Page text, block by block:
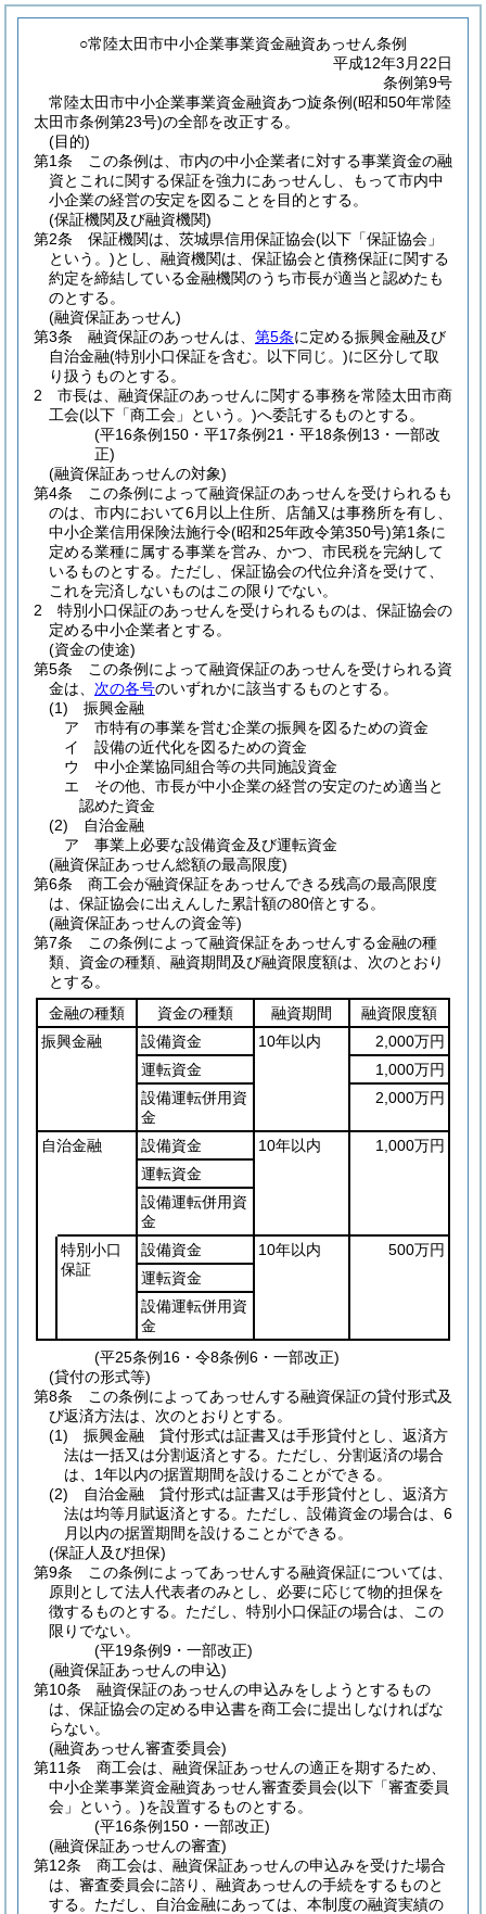
○常陸太田市中小企業事業資金融資あっせん条例
平成12年3月22日
条例第9号
常陸太田市中小企業事業資金融資あつ旋条例(昭和50年常陸
太田市条例第23号)の全部を改正する。
(目的)
第1条
この条例は、市内の中小企業者に対する事業資金の融
資とこれに関する保証を強力にあっせんし、もって市内中
小企業の経営の安定を図ることを目的とする。
(保証機関及び融資機関)
第2条
保証機関は、茨城県信用保証協会(以下「保証協会」
という。)とし、融資機関は、保証協会と債務保証に関する
約定を締結している金融機関のうち市長が適当と認めたも
のとする。
(融資保証あっせん)
第3条
融資保証のあっせんは、 第5条に定める振興金融及び
自治金融(特別小口保証を含む。以下同じ。)に区分して取
り扱うものとする。
2
市長は、融資保証のあっせんに関する事務を常陸太田市商
工会(以下「商工会」という。)へ委託するものとする。
(平16条例150・平17条例21・平18条例13・一部改
正)
(融資保証あっせんの対象)
第4条
この条例によって融資保証のあっせんを受けられるも
のは、市内において6月以上住所、店舗又は事務所を有し、
中小企業信用保険法施行令(昭和25年政令第350号)第1条に
定める業種に属する事業を営み、かつ、市民税を完納して
いるものとする。 ただし、保証協会の代位弁済を受けて、
これを完済しないものはこの限りでない。
2
特別小口保証のあっせんを受けられるものは、保証協会の
定める中小企業者とする。
(資金の使途)
第5条
この条例によって融資保証のあっせんを受けられる資
金は、 次の各号のいずれかに該当するものとする。
(1)
振興金融
ア
市特有の事業を営む企業の振興を図るための資金
イ
設備の近代化を図るための資金
ウ
中小企業協同組合等の共同施設資金
エ
その他、市長が中小企業の経営の安定のため適当と
認めた資金
(2)
自治金融
ア
事業上必要な設備資金及び運転資金
(融資保証あっせん総額の最高限度)
第6条
商工会が融資保証をあっせんできる残高の最高限度
は、保証協会に出えんした累計額の80倍とする。
(融資保証あっせんの資金等)
第7条
この条例によって融資保証をあっせんする金融の種
類、資金の種類、融資期間及び融資限度額は、次のとおり
とする。
金融の種類
資金の種類 融資期間
融資限度額
振興金融
設備資金 10年以内
2,000万円
運転資金
1,000万円
設備運転併用資
金
2,000万円
自治金融 設備資金 10年以内
1,000万円
運転資金
設備運転併用資
金
特別小口
保証
設備資金 10年以内
500万円
運転資金
設備運転併用資
金
(平25条例16・令8条例6・一部改正)
(貸付の形式等)
第8条
この条例によってあっせんする融資保証の貸付形式及
び返済方法は、次のとおりとする。
(1)
振興金融 貸付形式は証書又は手形貸付とし、返済方
法は一括又は分割返済とする。 ただし、分割返済の場合
は、1年以内の据置期間を設けることができる。
(2)
自治金融 貸付形式は証書又は手形貸付とし、返済方
法は均等月賦返済とする。 ただし、設備資金の場合は、6
月以内の据置期間を設けることができる。
(保証人及び担保)
第9条
この条例によってあっせんする融資保証については、
原則として法人代表者のみとし、必要に応じて物的担保を
徴するものとする。 ただし、特別小口保証の場合は、この
限りでない。
(平19条例9・一部改正)
(融資保証あっせんの申込)
第10条
融資保証のあっせんの申込みをしようとするもの
は、保証協会の定める申込書を商工会に提出しなければな
らない。
(融資あっせん審査委員会)
第11条
商工会は、融資保証あっせんの適正を期するため、
中小企業事業資金融資あっせん審査委員会(以下「審査委員
会」という。)を設置するものとする。
(平16条例150・一部改正)
(融資保証あっせんの審査)
第12条
商工会は、融資保証あっせんの申込みを受けた場合
は、審査委員会に諮り、融資あっせんの手続をするものと
する。 ただし、自治金融にあっては、本制度の融資実績の